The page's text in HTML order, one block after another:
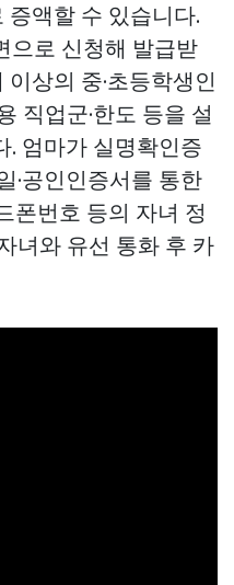
액할 수 있습니다.
으로 신청해 발급받
이상의 중·초등학생인
직업군·한도 등을 설
. 엄마가 실명확인증
·공인인증서를 통한
폰번호 등의 자녀 정
녀와 유선 통화 후 카